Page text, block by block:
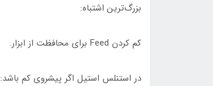
بزرگ‌ترین اشتباه:
کم کردن Feed برای محافظت از ابزار.
در استنلس استیل اگر پیشروی کم باشد: